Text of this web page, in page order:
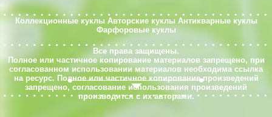
Коллекционные куклы Авторские куклы Антикварные куклы
Фарфоровые куклы
Все права защищены.
Полное или частичное копирование материалов запрещено, при
согласованном использовании материалов необходима ссылка
на ресурс. Полное или частичное копирование произведений
запрещено, согласование использования произведений
производится с их авторами.